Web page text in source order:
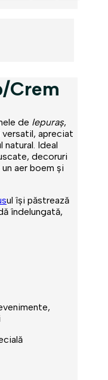
Crem
de Iepuraș,
apreciat
natural. Ideal
decoruri
aer boem și
ul își păstrează
îndelungată,